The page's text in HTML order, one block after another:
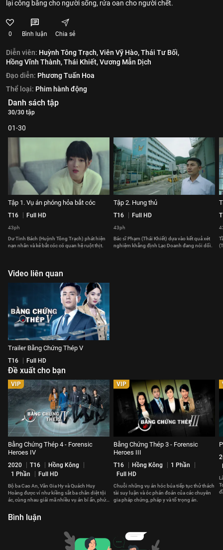
lại công bằng cho người sống, rửa oan cho người chết.
0 Bình luận Chia sẻ
Diễn viên: Huỳnh Tông Trạch,Viên Vỹ Hào,Thái Tư Bối,
Hồng Vĩnh Thành,Thái Khiết,Vương Mẫn Dịch
Đạo diễn: Phương Tuấn Hoa
Thể loại: Phim hành động
Danh sách tập
30/30 tập
01-30
Tập 1. Vụ án phóng hỏa bắt cóc
T16 Full HD
43ph
Dư Tinh Bách (Huỳnh Tông Trạch) phát hiện
nạn nhân và kẻ bắt cóc có quan hệ ruột thịt.
Tập 2. Hung thủ
T16 Full HD
43ph
Bác sĩ Phạm (Thái Khiết) dựa vào kết quả xét
nghiệm khẳng định Lạc Doanh đang nói dối.
Video liên quan
Trailer Bằng Chứng Thép V
T16 Full HD
Đề xuất cho bạn
VIP
Bằng Chứng Thép 4 - Forensic
Heroes IV
2020 T16
Hồng Kông
1 Phần
Full HD
Bộ ba Cao An, Văn Gia Hy và Quách Huy
Hoàng được ví như kiềng sắt ba chân diệt tội
ác, cùng nhau giải mã nhiều vụ án bí ẩn, phức
VIP
Bằng Chứng Thép 3 - Forensic
Heroes III
T16 Hồng Kông
1 Phần
Full HD
Chuỗi những vụ án hóc búa tiếp tục thử thách
tài suy luận và óc phán đoán của các chuyên
gia pháp chứng, pháp y và tổ trọng án.
Bình luận